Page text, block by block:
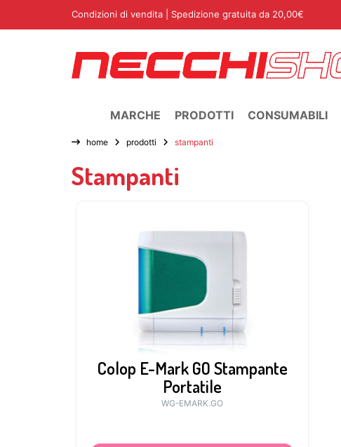
Condizioni di vendita | Spedizione gratuita da 20,00€
MARCHE PRODOTTI CONSUMABILI
home prodotti stampanti
Stampanti
Colop E-Mark GO Stampante
Portatile
WG-EMARK.GO